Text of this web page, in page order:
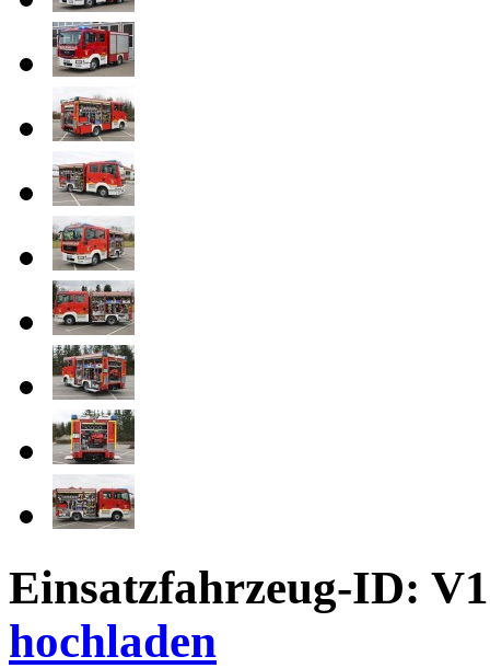
Einsatzfahrzeug-ID:
hochladen